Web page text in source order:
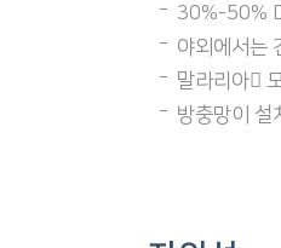
30%-50%
야외에서는
말라리아
방충망이 설